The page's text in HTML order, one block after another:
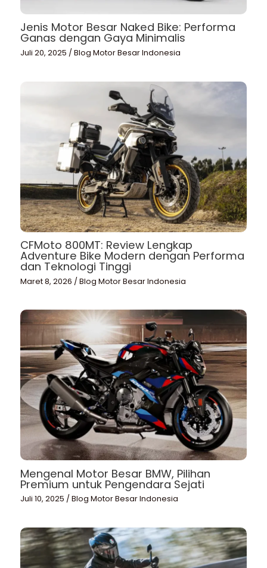
Jenis Motor Besar Naked Bike: Performa
Ganas dengan Gaya Minimalis
Juli 20, 2025 /Blog Motor Besar Indonesia
CFMoto 800MT: Review Lengkap
Adventure Bike Modern dengan Performa
dan Teknologi Tinggi
Maret 8, 2026 /Blog Motor Besar Indonesia
Mengenal Motor Besar BMW, Pilihan
Premium untuk Pengendara Sejati
Juli 10, 2025 /Blog Motor Besar Indonesia